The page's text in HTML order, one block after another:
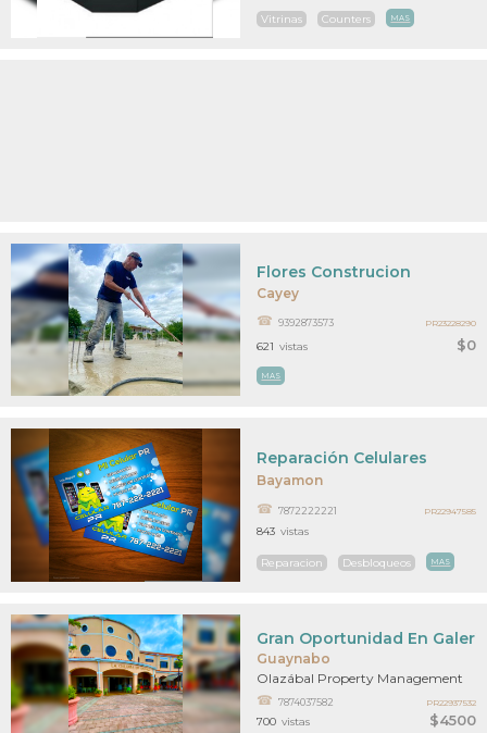
Vitrinas Counters MAS
Cayey
$0
Flores Construcion
9392873573
MAS
621 vistas
PR23228290
Bayamon
Reparación Celulares
7872222221
Reparacion Desbloqueos MAS
843 vistas
PR22947585
Guaynabo
$4500
Gran Oportunidad En
Olazábal Property Management
7874037582
700 vistas
PR22937532